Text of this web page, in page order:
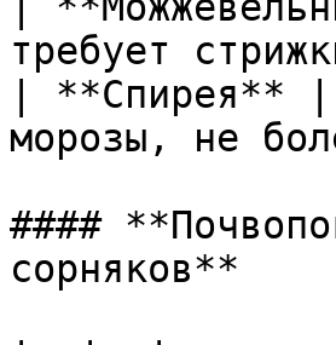
требует
| **Спирея** |
морозы, не
####
сорняков**